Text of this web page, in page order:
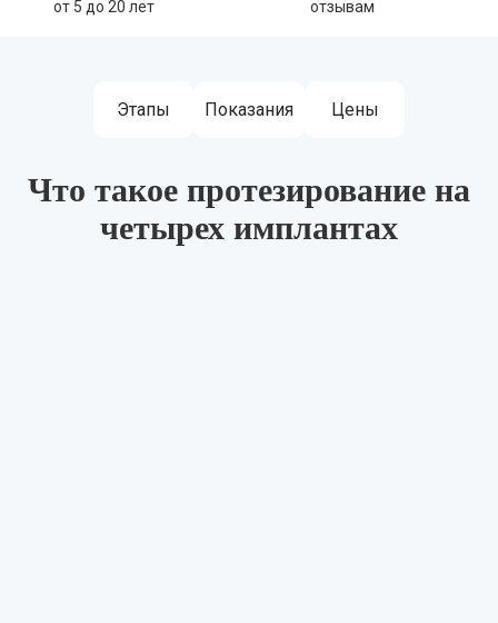
от 5 до 20 лет
отзывам
Этапы Показания Цены
Что такое протезирование на
четырех имплантах